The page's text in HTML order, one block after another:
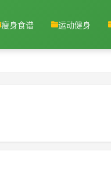
瘦身食谱 运动健身